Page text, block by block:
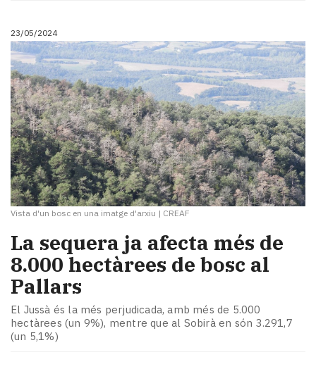
patrocinat
Lo
més
llegit...
Editorial
23/05/2024
Vista d'un bosc en una imatge d'arxiu | CREAF
La sequera ja afecta més de
8.000 hectàrees de bosc al
Pallars
El Jussà és la més perjudicada, amb més de 5.000
hectàrees (un 9%), mentre que al Sobirà en són 3.291,7
(un 5,1%)